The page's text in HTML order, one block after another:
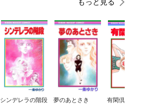
もっと見る
シンデレラの階段 夢のあとさき 有閑倶楽部